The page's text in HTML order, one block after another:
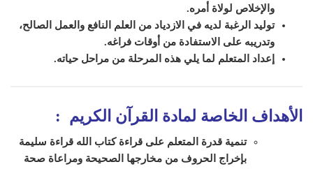
والإخلاص لولاة أمره.
توليد الرغبة لديه في الازدياد من العلم النافع والعمل الصالح،
وتدريبه على الاستفادة من أوقات فراغه.
إعداد المتعلم لما يلي هذه المرحلة من مراحل حياته.
الأهداف الخاصة لمادة القرآن الكريم :
تنمية قدرة المتعلم على قراءة كتاب الله قراءة سليمة
بإخراج الحروف من مخارجها الصحيحة ومراعاة صحة